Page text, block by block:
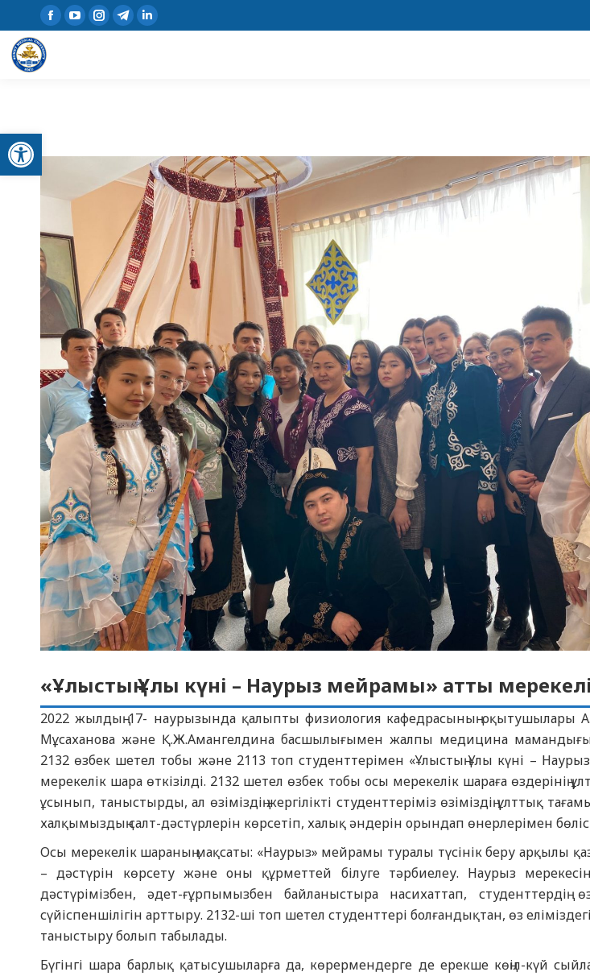
Open toolbar
«Ұлыстың Ұлы күні – Наурыз мейрамы» атты
2022 жылдың 17- наурызында қалыпты физиология кафедрасының оқытушылары
Мұсаханова және Қ.Ж.Амангелдина басшылығымен жалпы медицина
2132 өзбек шетел тобы және 2113 топ студенттерімен «Ұлыстың Ұлы күні –
мерекелік шара өткізілді. 2132 шетел өзбек тобы осы мерекелік шараға өздерінің
ұсынып, таныстырды, ал өзіміздің жергілікті студенттеріміз өзіміздің ұлттық
халқымыздың салт-дәстүрлерін көрсетіп, халық әндерін орындап өнерлерімен
Осы мерекелік шараның мақсаты: «Наурыз» мейрамы туралы түсінік беру арқылы
– дәстүрін көрсету және оны құрметтей білуге тәрбиелеу. Наурыз
дәстүрімізбен, әдет-ғұрпымызбен байланыстыра насихаттап, студенттердің
сүйіспеншілігін арттыру. 2132-ші топ шетел студенттері болғандықтан, өз
таныстыру болып табылады.
Бүгінгі шара барлық қатысушыларға да, көрермендерге де ерекше көңіл-күй